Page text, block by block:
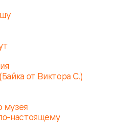
от Виктора С.)
музея
настоящему